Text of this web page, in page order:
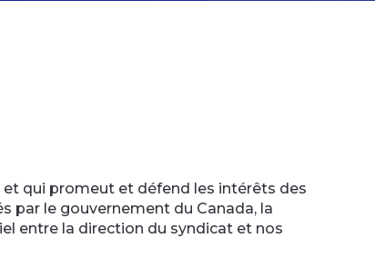
et qui promeut et défend les intérêts des
par le gouvernement du Canada, la
entre la direction du syndicat et nos